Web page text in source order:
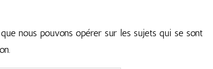
nous pouvons opérer sur les sujets qui se sont